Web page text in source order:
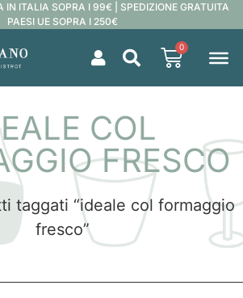
IN ITALIA SOPRA I 99€ | SPEDIZIONE GRATUITA
PAESI UE SOPRA I 250€
0
COL
FRESCO
taggati “ideale col formaggio
fresco”